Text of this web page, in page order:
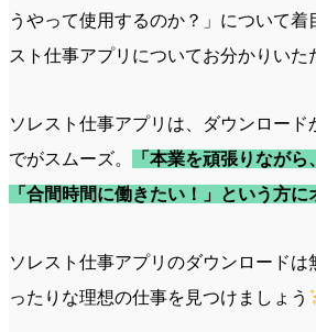
うやって使用するのか？」について着
スト仕事アプリについてお分かりいた
ソレスト仕事アプリは、ダウンロード
でがスムーズ。
「本業を頑張りながら
「合間時間に働きたい！」という方に
ソレスト仕事アプリのダウンロード
ったりな理想の仕事を見つけましょう